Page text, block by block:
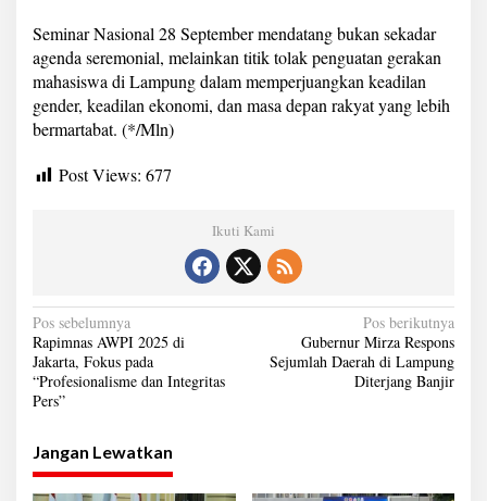
Seminar Nasional 28 September mendatang bukan sekadar
agenda seremonial, melainkan titik tolak penguatan gerakan
mahasiswa di Lampung dalam memperjuangkan keadilan
gender, keadilan ekonomi, dan masa depan rakyat yang lebih
bermartabat. (*/Mln)
Post Views: 677
Ikuti Kami
N
a
v
g
a
Pos sebelumnya
Rapimnas AWPI 2025 di
Jakarta, Fokus pada
“Profesionalisme dan Integritas
Pers”
Pos berikutnya
Gubernur Mirza Respons
Sejumlah Daerah di Lampung
Diterjang Banjir
Jangan Lewatkan